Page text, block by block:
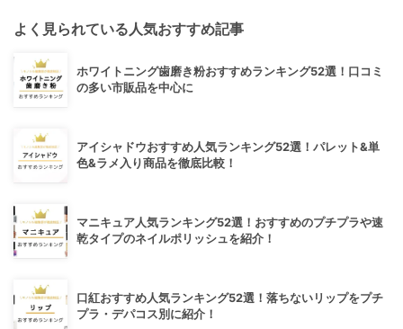
よく見られている人気おすすめ記事
ホワイトニング歯磨き粉おすすめランキング52選！口コミ
の多い市販品を中心に
アイシャドウおすすめ人気ランキング52選！パレット&単
色&ラメ入り商品を徹底比較！
マニキュア人気ランキング52選！おすすめのプチプラや速
乾タイプのネイルポリッシュを紹介！
口紅おすすめ人気ランキング52選！落ちないリップをプチ
プラ・デパコス別に紹介！